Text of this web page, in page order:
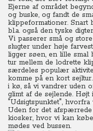
Ejerne af området
og buske, og fandt de
klippeformationer. Snart
bl.a. også den tyske
Vi passerer små og
slugter under høje
ligger søen, en lille smal
tur mellem de lodrette
særdeles populær
komme på en kort
i kø, så vi vandrer uden
glimt af de sejlende.
"Udsigtspunktet",
Uden for det
kiosker, hvor vi kan
mødes ved bussen.